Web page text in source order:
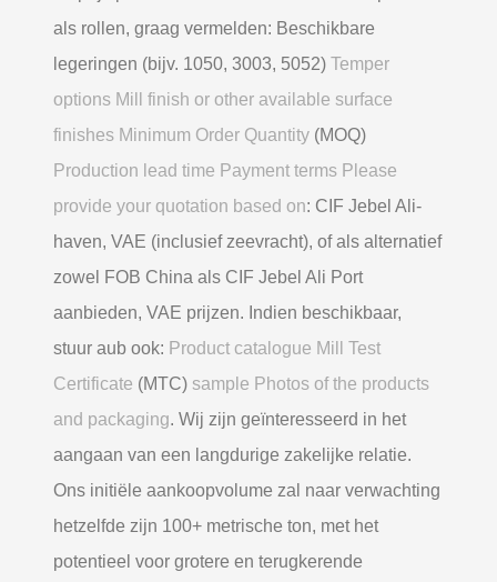
als rollen, graag vermelden: Beschikbare
legeringen (bijv. 1050, 3003, 5052) Temper
options Mill finish or other available surface
finishes Minimum Order Quantity (MOQ)
Production lead time Payment terms Please
provide your quotation based on: CIF Jebel Ali-
haven, VAE (inclusief zeevracht), of als alternatief
zowel FOB China als CIF Jebel Ali Port
aanbieden, VAE prijzen. Indien beschikbaar,
stuur aub ook: Product catalogue Mill Test
Certificate (MTC) sample Photos of the products
and packaging. Wij zijn geïnteresseerd in het
aangaan van een langdurige zakelijke relatie.
Ons initiële aankoopvolume zal naar verwachting
hetzelfde zijn 100+ metrische ton, met het
potentieel voor grotere en terugkerende